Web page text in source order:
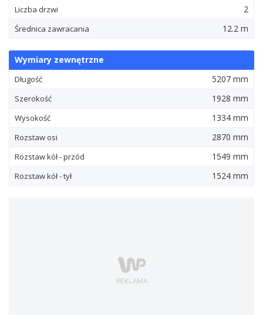
Liczba drzwi 2
Średnica zawracania 12.2 m
Wymiary zewnętrzne
Długość 5207 mm
Szerokość 1928 mm
Wysokość 1334 mm
Rozstaw osi 2870 mm
Rozstaw kół - przód 1549 mm
Rozstaw kół - tył 1524 mm